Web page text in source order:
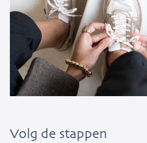
Volg de stappen